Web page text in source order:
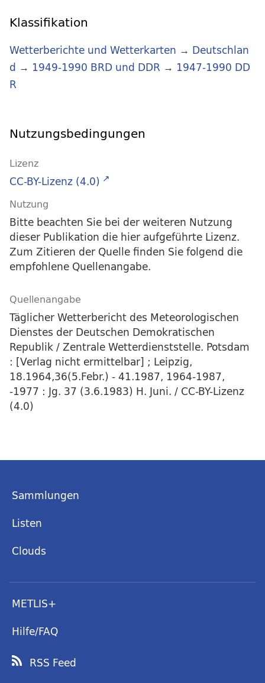
Klassifikation
Wetterberichte und Wetterkarten → Deutschlan
d → 1949-1990 BRD und DDR → 1947-1990 DD
R
Nutzungsbedingungen
Lizenz
CC-BY-Lizenz (4.0)
Nutzung
Bitte beachten Sie bei der weiteren Nutzung
dieser Publikation die hier aufgeführte Lizenz.
Zum Zitieren der Quelle finden Sie folgend die
empfohlene Quellenangabe.
Quellenangabe
Täglicher Wetterbericht des Meteorologischen
Dienstes der Deutschen Demokratischen
Republik / Zentrale Wetterdienststelle. Potsdam
: [Verlag nicht ermittelbar] ; Leipzig,
18.1964,36(5.Febr.) - 41.1987, 1964-1987,
-1977 : Jg. 37 (3.6.1983) H. Juni. / CC-BY-Lizenz
(4.0)
Sammlungen
Listen
Clouds
METLIS+
Hilfe/FAQ
RSS Feed